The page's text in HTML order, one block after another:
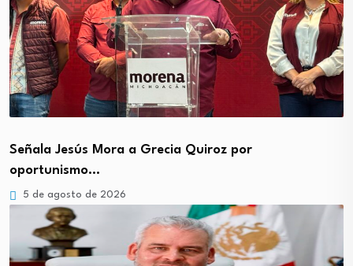
Señala Jesús Mora a Grecia Quiroz por
oportunismo…
5 de agosto de 2026